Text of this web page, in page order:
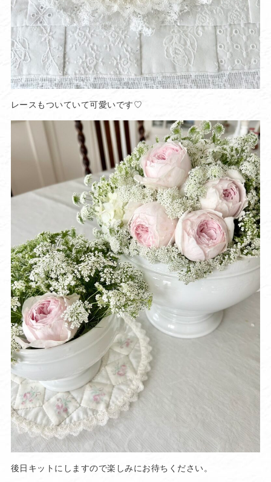
レースもついていて可愛いです♡
後日キットにしますので楽しみにお待ちください。